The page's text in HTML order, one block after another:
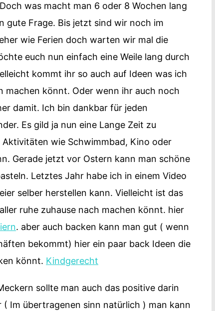
was macht man 6 oder 8 Wochen lang
gute Frage. Bis jetzt sind wir noch im
wie Ferien doch warten wir mal die
euch nun einfach eine Weile lang durch
kommt ihr so auch auf Ideen was ich
machen könnt. Oder wenn ihr auch noch
damit. Ich bin dankbar für jeden
Es gild ja nun eine Lange Zeit zu
wie Schwimmbad, Kino oder
Gerade jetzt vor Ostern kann man schöne
Letztes Jahr habe ich in einem Video
selber herstellen kann. Vielleicht ist das
ruhe zuhause nach machen könnt. hier
. aber auch backen kann man gut ( wenn
bekommt) hier ein paar back Ideen die
könnt. Kindgerecht
sollte man auch das positive darin
( Im übertragenen sinn natürlich ) man kann